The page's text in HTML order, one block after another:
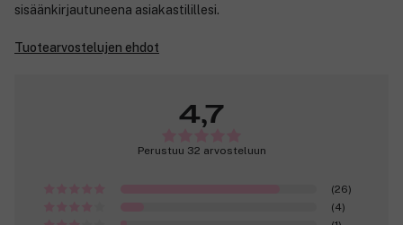
sisäänkirjautuneena asiakastilillesi.
Tuotearvostelujen ehdot
4,7
Perustuu 32 arvosteluun
(26)
(4)